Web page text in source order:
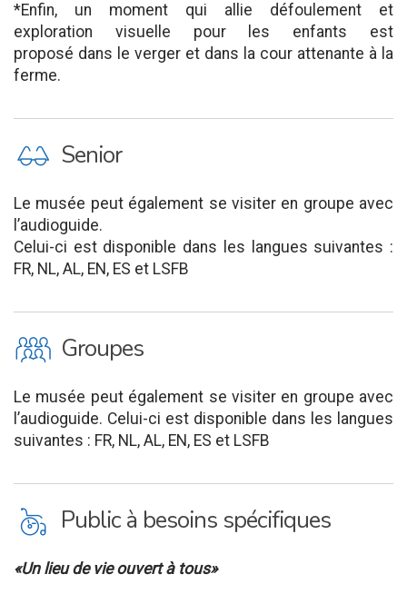
*Enfin, un moment qui allie défoulement et
exploration visuelle pour les enfants est
proposé dans le verger et dans la cour attenante à la
ferme.
P Senior
Le musée peut également se visiter en groupe avec
l’audioguide.
Celui-ci est disponible dans les langues suivantes :
FR, NL, AL, EN, ES et LSFB
O Groupes
Le musée peut également se visiter en groupe avec
l’audioguide. Celui-ci est disponible dans les langues
suivantes : FR, NL, AL, EN, ES et LSFB
L Public à besoins spécifiques
«Un lieu de vie ouvert à tous»